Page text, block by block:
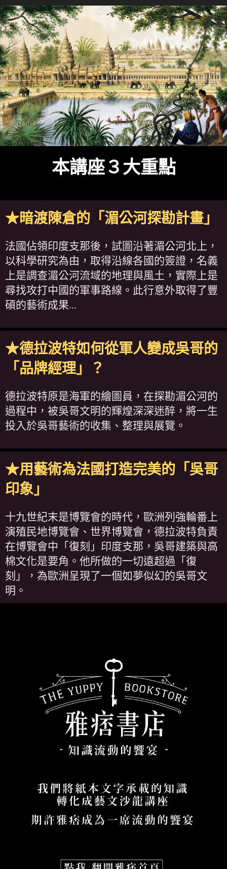
本講座３大重點
★暗渡陳倉的「湄公河探勘計畫」
法國佔領印度支那後，試圖沿著湄公河北上，
以科學研究為由，取得沿線各國的簽證，名義
上是調查湄公河流域的地理與風土，實際上是
尋找攻打中國的軍事路線。此行意外取得了豐
碩的藝術成果...
★德拉波特如何從軍人變成吳哥的
「品牌經理」？
德拉波特原是海軍的繪圖員，在探勘湄公河的
過程中，被吳哥文明的輝煌深深迷醉，將一生
投入於吳哥藝術的收集、整理與展覽。
★用藝術為法國打造完美的「吳哥
印象」
十九世紀末是博覽會的時代，歐洲列強輪番上
演殖民地博覽會、世界博覽會，德拉波特負責
在博覽會中「復刻」印度支那，吳哥建築與高
棉文化是要角。他所做的一切遠超過「復
刻」，為歐洲呈現了一個如夢似幻的吳哥文
明。